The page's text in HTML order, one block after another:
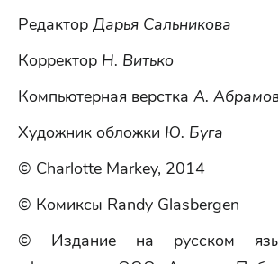
Редактор Дарья Сальникова
Корректор Н. Витько
Компьютерная верстка А.
Художник обложки Ю. Буга
© Charlotte Markey, 2014
© Комиксы Randy Glasbergen
© Издание на русском